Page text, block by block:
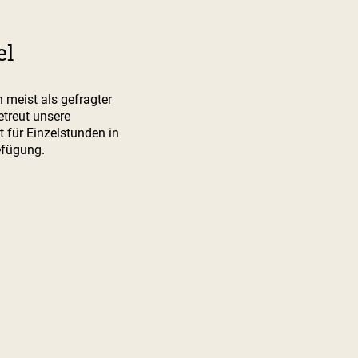
meist als gefragter
unsere
für Einzelstunden in